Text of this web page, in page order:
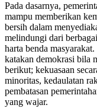
Pada dasarnya,
mampu memberikan
bersih dalam
melindungi dari
harta benda
katakan demokrasi bila
berikut; kekuasaan
minoritas, kedaulatan
pembatasan
yang wajar.